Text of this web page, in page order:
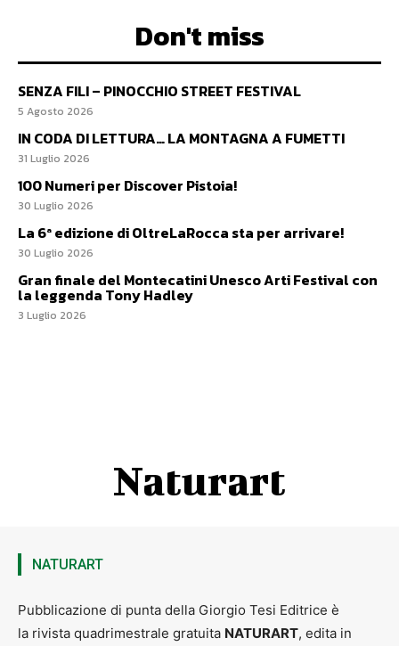
Don't miss
SENZA FILI – PINOCCHIO STREET FESTIVAL
5 Agosto 2026
IN CODA DI LETTURA… LA MONTAGNA A FUMETTI
31 Luglio 2026
100 Numeri per Discover Pistoia!
30 Luglio 2026
La 6ª edizione di OltreLaRocca sta per arrivare!
30 Luglio 2026
Gran finale del Montecatini Unesco Arti Festival con
la leggenda Tony Hadley
3 Luglio 2026
Naturart
NATURART
Pubblicazione di punta della Giorgio Tesi Editrice è
la rivista quadrimestrale gratuita NATURART, edita in